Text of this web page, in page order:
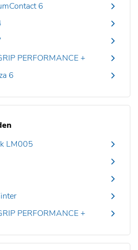
6
PERFORMANCE +
6
LM005
PERFORMANCE +